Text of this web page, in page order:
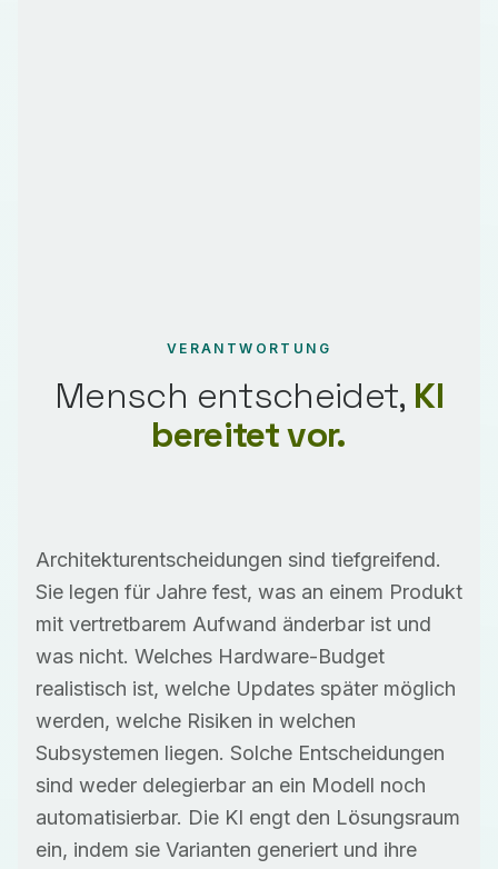
VERANTWORTUNG
Mensch entscheidet, KI
bereitet vor.
Architekturentscheidungen sind tiefgreifend.
Sie legen für Jahre fest, was an einem Produkt
mit vertretbarem Aufwand änderbar ist und
was nicht. Welches Hardware-Budget
realistisch ist, welche Updates später möglich
werden, welche Risiken in welchen
Subsystemen liegen. Solche Entscheidungen
sind weder delegierbar an ein Modell noch
automatisierbar. Die KI engt den Lösungsraum
ein, indem sie Varianten generiert und ihre